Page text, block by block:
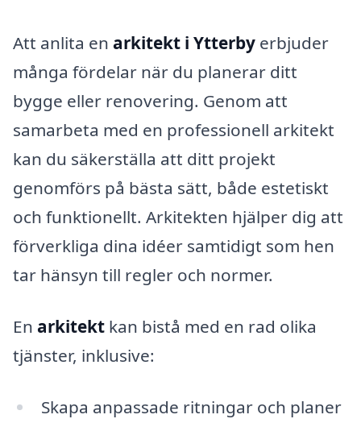
Att anlita en arkitekt i Ytterby erbjuder
många fördelar när du planerar ditt
bygge eller renovering. Genom att
samarbeta med en professionell arkitekt
kan du säkerställa att ditt projekt
genomförs på bästa sätt, både estetiskt
och funktionellt. Arkitekten hjälper dig att
förverkliga dina idéer samtidigt som hen
tar hänsyn till regler och normer.
En arkitekt kan bistå med en rad olika
tjänster, inklusive:
Skapa anpassade ritningar och planer